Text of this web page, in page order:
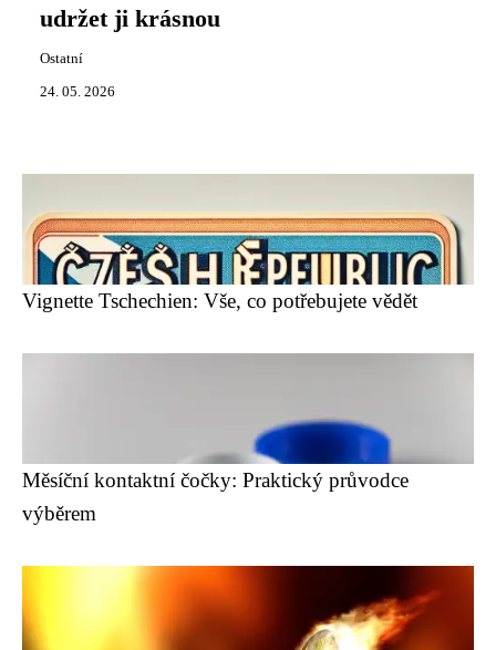
udržet ji krásnou
Ostatní
24. 05. 2026
Vignette Tschechien: Vše, co potřebujete vědět
Měsíční kontaktní čočky: Praktický průvodce
výběrem